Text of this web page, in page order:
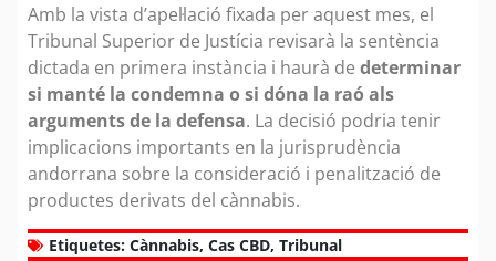
Amb la vista d’apel·lació fixada per aquest mes, el
Tribunal Superior de Justícia revisarà la sentència
dictada en primera instància i haurà de determinar
si manté la condemna o si dóna la raó als
arguments de la defensa. La decisió podria tenir
implicacions importants en la jurisprudència
andorrana sobre la consideració i penalització de
productes derivats del cànnabis.
Etiquetes: Cànnabis, Cas CBD, Tribunal